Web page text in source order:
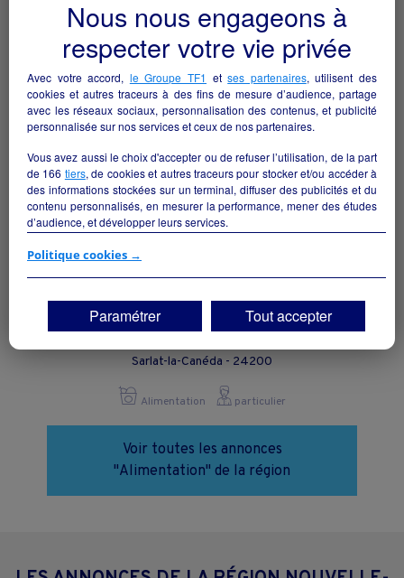
Bordes - 64510
Alimentation particulier
Sarlat-la-Canéda - 24200
Alimentation particulier
Voir toutes les annonces
"Alimentation" de la région
Nous nous engageons à
respecter votre vie privée
Avec votre accord, le Groupe TF1 etses partenaires, utilisent des
cookies et autres traceurs à des fins de mesure d’audience, partage
avec les réseaux sociaux, personnalisation des contenus, et publicité
personnalisée sur nos services et ceux de nos partenaires.
Vous avez aussi le choix d'accepter ou de refuser l’utilisation, de la part
de 166 tiers, de cookies et autres traceurs pour stocker et/ou accéder à
des informations stockées sur un terminal, diffuser des publicités et du
contenu personnalisés, en mesurer la performance, mener des études
d’audience, et développer leurs services.
Si vous continuez sans accepter, les fonctionnalités liées à la
vos centres d'intérêt. Seuls lescookies/traceurs techniquesseront
déposés et lus sur votre terminal.
Vous pouvez exprimer vos choix en cliquant sur "Tout accepter",
"Continuer sans accepter" ou "Paramétrer", et les modifier à tout
Politique cookies →
Paramétrer Tout accepter